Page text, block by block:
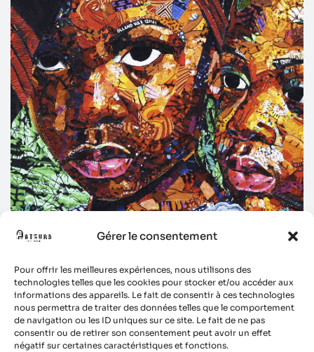
Gérer le consentement
Pour offrir les meilleures expériences, nous utilisons des
technologies telles que les cookies pour stocker et/ou accéder aux
informations des appareils. Le fait de consentir à ces technologies
nous permettra de traiter des données telles que le comportement
de navigation ou les ID uniques sur ce site. Le fait de ne pas
consentir ou de retirer son consentement peut avoir un effet
négatif sur certaines caractéristiques et fonctions.